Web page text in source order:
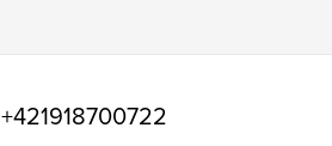
+421918700722